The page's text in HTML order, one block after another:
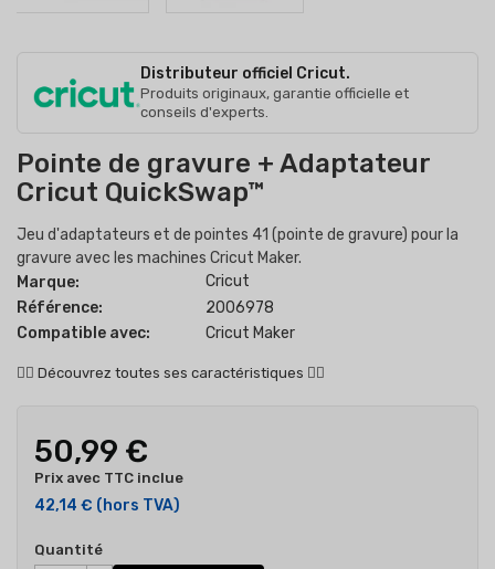
Distributeur officiel Cricut.
Produits originaux, garantie officielle et
conseils d'experts.
Pointe de gravure + Adaptateur
Cricut QuickSwap™
Jeu d'adaptateurs et de pointes 41 (pointe de gravure) pour la
gravure avec les machines Cricut Maker.
Marque:
Cricut
Référence:
2006978
Compatible avec:
Cricut Maker
👇🏻 Découvrez toutes ses caractéristiques 👇🏻
50,99 €
42,14 € (hors TVA)
Prix avec TTC inclue
Quantité